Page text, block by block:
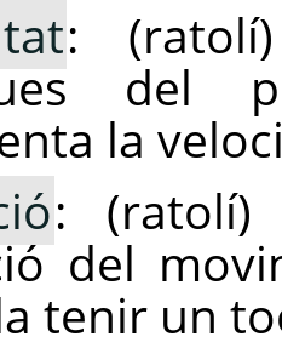
:
del
la
: (ratolí)
del
tenir un